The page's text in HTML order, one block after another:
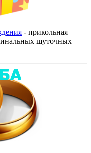
- прикольная
шуточных